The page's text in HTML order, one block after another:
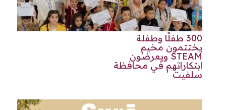
300 طفلًا وطفلة
يختتمون مخيم
STEAM ويعرضون
ابتكاراتهم في محافظة
سلفيت